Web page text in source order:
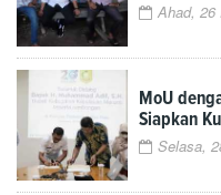
Ahad, 26
MoU
Siapkan
Selasa,